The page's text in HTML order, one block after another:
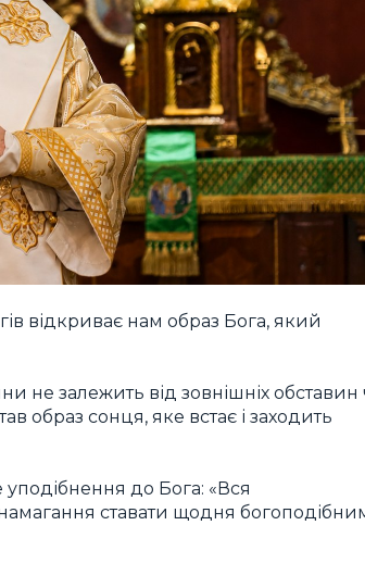
відкриває нам образ Бога, який
не залежить від зовнішніх обставин
образ сонця, яке встає і заходить
до Бога: «Вся
ставати щодня